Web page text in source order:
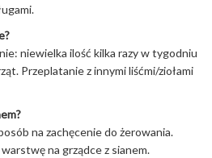
niewielka ilość kilka razy w tygodniu
Przeplatanie z innymi liśćmi/ziołami
na zachęcenie do żerowania.
na grządce z sianem.